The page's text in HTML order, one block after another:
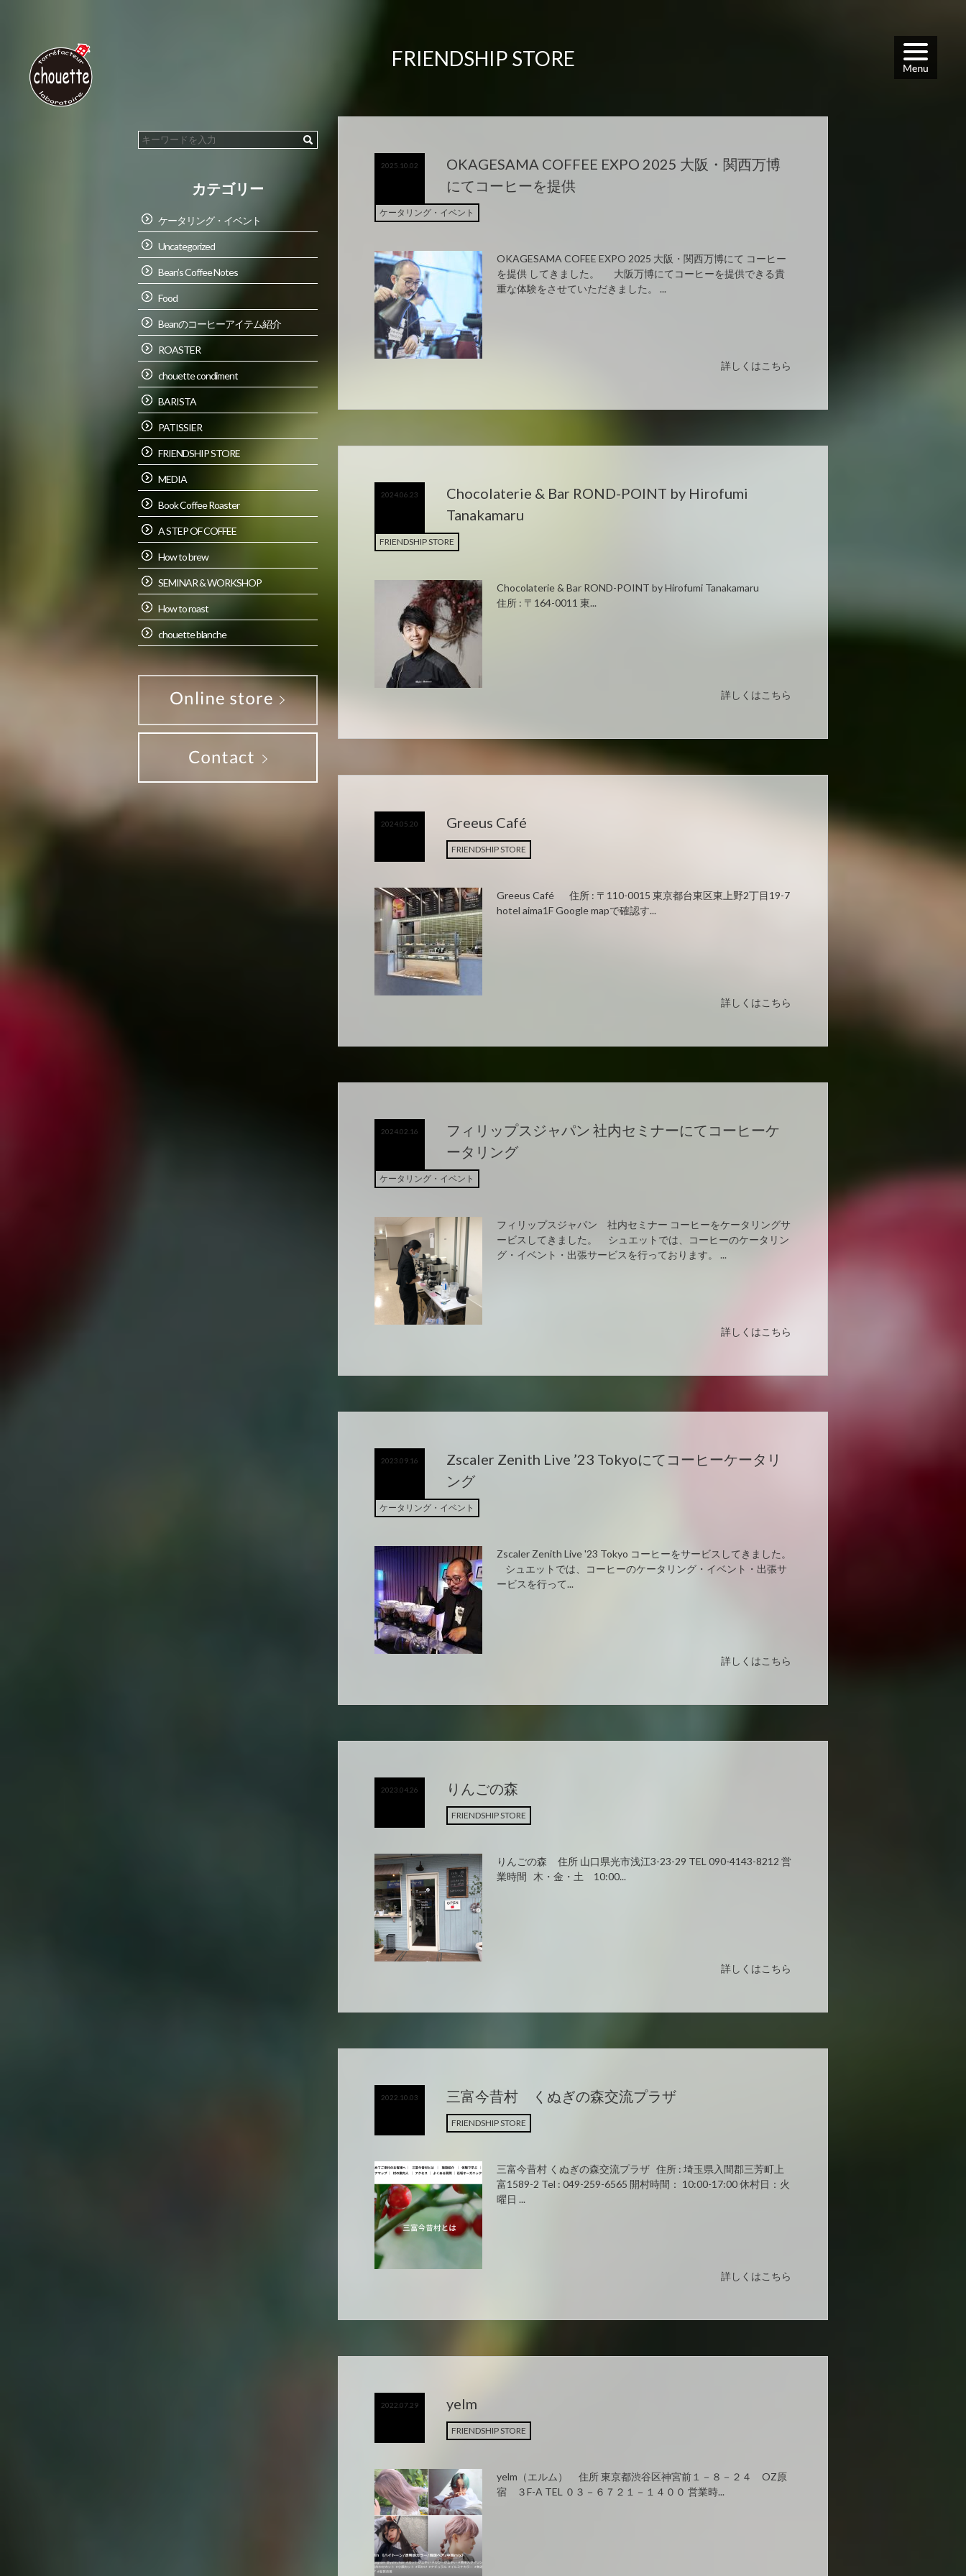
FRIENDSHIP STORE
2025.10.02
OKAGESAMA COFFEE EXPO 2025 大阪・関西万博
にてコーヒーを提供
ケータリング・イベント
OKAGESAMA COFEE EXPO 2025 大阪・関西万博にて コーヒー
を提供 してきました。 大阪万博にてコーヒーを提供できる貴
重な体験をさせていただきました。 ...
詳しくはこちら
2024.06.23
Chocolaterie & Bar ROND-POINT by Hirofumi
Tanakamaru
FRIENDSHIP STORE
Chocolaterie & Bar ROND-POINT by Hirofumi Tanakamaru
住所 : 〒164-0011 東...
詳しくはこちら
2024.05.20 Greeus Café
FRIENDSHIP STORE
Greeus Café 住所 : 〒110-0015 東京都台東区東上野2丁目19-7
hotel aima1F Google mapで確認す...
詳しくはこちら
2024.02.16
フィリップスジャパン 社内セミナーにてコーヒーケ
ータリング
ケータリング・イベント
フィリップスジャパン 社内セミナー コーヒーをケータリングサ
ービスしてきました。 シュエットでは、コーヒーのケータリン
グ・イベント・出張サービスを行っております。 ...
詳しくはこちら
2023.09.16
Zscaler Zenith Live ’23 Tokyoにてコーヒーケータリ
ング
ケータリング・イベント
Zscaler Zenith Live '23 Tokyo コーヒーをサービスしてきました。
シュエットでは、コーヒーのケータリング・イベント・出張サ
ービスを行って...
詳しくはこちら
2023.04.26 りんごの森
FRIENDSHIP STORE
りんごの森 住所 山口県光市浅江3-23-29 TEL 090-4143-8212 営
業時間 木・金・土 10:00...
詳しくはこちら
2022.10.03 三富今昔村 くぬぎの森交流プラザ
FRIENDSHIP STORE
三富今昔村 くぬぎの森交流プラザ 住所 : 埼玉県入間郡三芳町上
富1589-2 Tel : 049-259-6565 開村時間： 10:00-17:00 休村日：火
曜日 ...
詳しくはこちら
2022.07.29 yelm
FRIENDSHIP STORE
yelm（エルム） 住所 東京都渋谷区神宮前１－８－２４ OZ原
宿 ３F-A TEL ０３－６７２１－１４００ 営業時...
カテゴリー
ケータリング・イベント
Uncategorized
Bean’s Coffee Notes
Food
Beanのコーヒーアイテム紹介
ROASTER
chouette condiment
BARISTA
PATISSIER
FRIENDSHIP STORE
MEDIA
Book Coffee Roaster
A STEP OF COFFEE
How to brew
SEMINAR & WORKSHOP
How to roast
chouette blanche